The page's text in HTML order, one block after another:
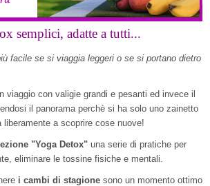
semplici, adatte a tutti...
facile se si viaggia leggeri o se si portano dietro
viaggio con valigie grandi e pesanti ed invece il
il panorama perchè si ha solo uno zainetto
liberamente a scoprire cose nuove!
"Yoga Detox" una serie di pratiche per
eliminare le tossine fisiche e mentali.
i cambi di stagione sono un momento ottimo